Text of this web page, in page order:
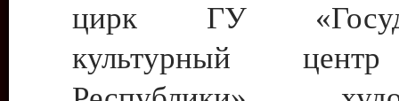
цирк ГУ
культурный